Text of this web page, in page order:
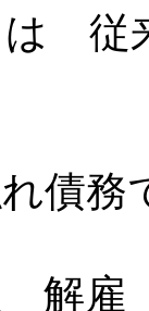
従
債務
解雇